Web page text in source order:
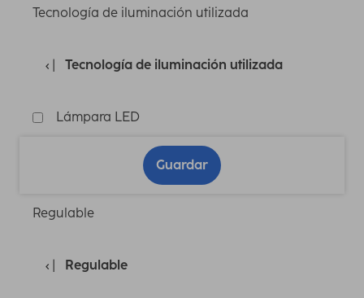
Tecnología de iluminación utilizada
Tecnología de iluminación utilizada
Lámpara LED
Guardar
Regulable
Regulable